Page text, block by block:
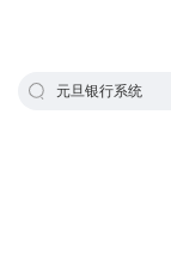
元旦银行系统